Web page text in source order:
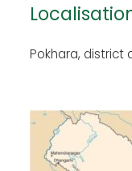
Pokhara, district